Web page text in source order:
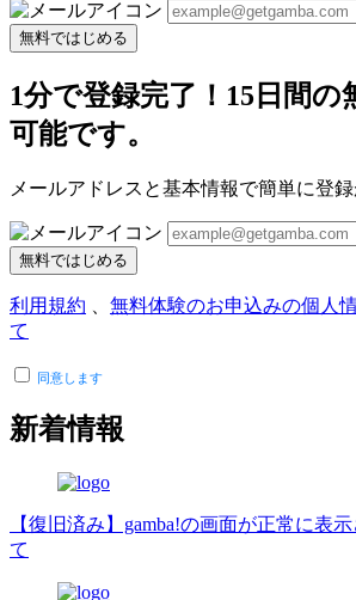
無料ではじめる
1分で登録完了！15日間の
可能です。
メールアドレスと基本情報で簡単に登録
無料ではじめる
利用規約
無料体験のお申込みの個人
て
同意します
新着情報
【復旧済み】gamba!の画面が正常に表
て